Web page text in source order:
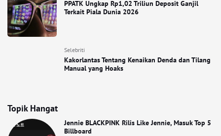
PPATK Ungkap Rp1,02 Triliun Deposit Ganjil
Terkait Piala Dunia 2026
Selebriti
Kakorlantas Tentang Kenaikan Denda dan Tilang
Manual yang Hoaks
Topik Hangat
Jennie BLACKPINK Rilis Like Jennie, Masuk Top 5
Billboard